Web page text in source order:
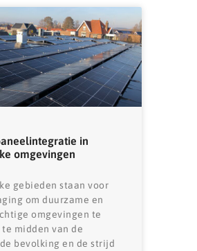
in
omgevingen
gebieden staan ​​voor
om duurzame en
omgevingen te
midden van de
bevolking en de strijd